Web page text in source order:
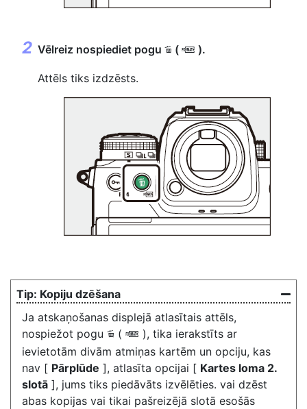
Vēlreiz nospiediet pogu O ( Q ).
Attēls tiks izdzēsts.
Kopiju dzēšana
Ja atskaņošanas displejā atlasītais attēls,
nospiežot pogu O ( Q ), tika ierakstīts ar
ievietotām divām atmiņas kartēm un opciju, kas
nav [ Pārplūde ], atlasīta opcijai [ Kartes loma 2.
slotā ], jums tiks piedāvāts izvēlēties. vai dzēst
abas kopijas vai tikai pašreizējā slotā esošās